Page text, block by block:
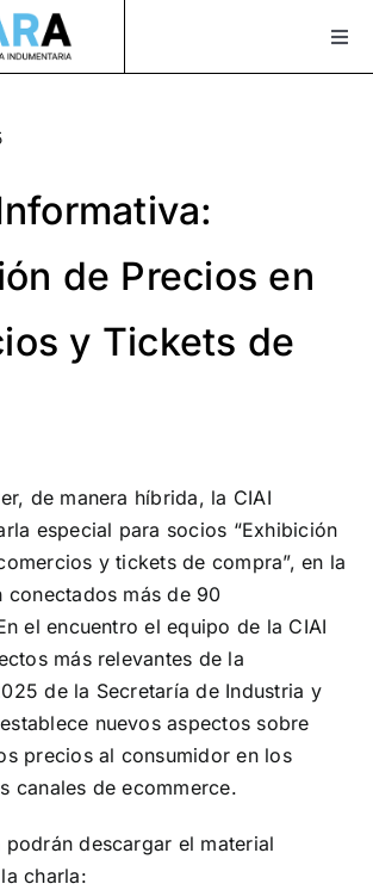
de Precios en
y Tickets de
de manera híbrida, la CIAI
especial para socios “Exhibición
y tickets de compra”, en la
conectados más de 90
el encuentro el equipo de la CIAI
más relevantes de la
de la Secretaría de Industria y
nuevos aspectos sobre
precios al consumidor en los
canales de ecommerce.
descargar el material
charla: